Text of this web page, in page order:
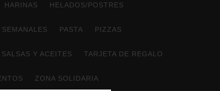
HARINAS HELADOS/POSTRES
PASTA PIZZAS
SALSAS Y ACEITES TARJETA DE REGALO
ZONA SOLIDARIA